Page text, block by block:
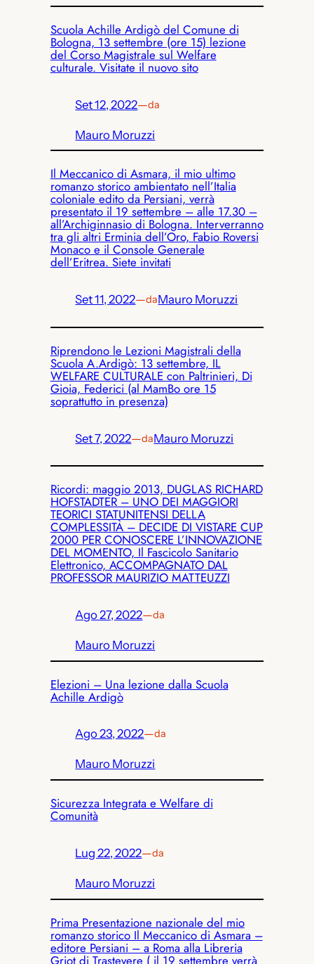
Scuola Achille Ardigò del Comune di
Bologna, 13 settembre (ore 15) lezione
del Corso Magistrale sul Welfare
culturale. Visitate il nuovo sito
Set 12, 2022—da
Mauro Moruzzi
Il Meccanico di Asmara, il mio ultimo
romanzo storico ambientato nell’Italia
coloniale edito da Persiani, verrà
presentato il 19 settembre – alle 17.30 –
all’Archiginnasio di Bologna. Interverranno
tra gli altri Erminia dell’Oro, Fabio Roversi
Monaco e il Console Generale
dell’Eritrea. Siete invitati
Set 11, 2022—daMauro Moruzzi
Riprendono le Lezioni Magistrali della
Scuola A.Ardigò: 13 settembre, IL
WELFARE CULTURALE con Paltrinieri, Di
Gioia, Federici (al MamBo ore 15
soprattutto in presenza)
Set 7, 2022—daMauro Moruzzi
Ricordi: maggio 2013, DUGLAS RICHARD
HOFSTADTER – UNO DEI MAGGIORI
TEORICI STATUNITENSI DELLA
COMPLESSITÀ – DECIDE DI VISTARE CUP
2000 PER CONOSCERE L’INNOVAZIONE
DEL MOMENTO, Il Fascicolo Sanitario
Elettronico, ACCOMPAGNATO DAL
PROFESSOR MAURIZIO MATTEUZZI
Ago 27, 2022—da
Mauro Moruzzi
Elezioni – Una lezione dalla Scuola
Achille Ardigò
Ago 23, 2022—da
Mauro Moruzzi
Sicurezza Integrata e Welfare di
Comunità
Lug 22, 2022—da
Mauro Moruzzi
Prima Presentazione nazionale del mio
romanzo storico Il Meccanico di Asmara –
editore Persiani – a Roma alla Libreria
Griot di Trastevere ( il 19 settembre verrà